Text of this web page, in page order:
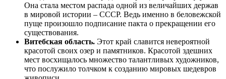
Она стала местом распада одной из величайших держав
в мировой истории – СССР. Ведь именно в беловежской
пуще произошло подписание пакта о прекращении его
существования.
Витебская область. Этот край славится невероятной
красотой своих озер и памятников. Красотой здешних
мест восхищалось множество талантливых художников,
что послужило толчком к созданию мировых шедевров